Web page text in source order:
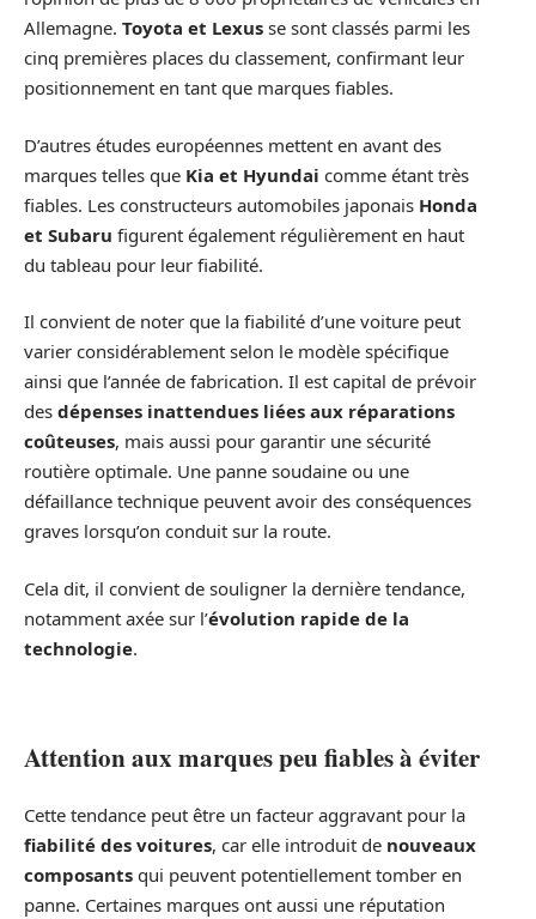
Allemagne. Toyota et Lexus se sont classés parmi les
cinq premières places du classement, confirmant leur
positionnement en tant que marques fiables.
D’autres études européennes mettent en avant des
marques telles que Kia et Hyundai comme étant très
fiables. Les constructeurs automobiles japonais Honda
et Subaru figurent également régulièrement en haut
du tableau pour leur fiabilité.
Il convient de noter que la fiabilité d’une voiture peut
varier considérablement selon le modèle spécifique
ainsi que l’année de fabrication. Il est capital de prévoir
des dépenses inattendues liées aux réparations
coûteuses, mais aussi pour garantir une sécurité
routière optimale. Une panne soudaine ou une
défaillance technique peuvent avoir des conséquences
graves lorsqu’on conduit sur la route.
Cela dit, il convient de souligner la dernière tendance,
notamment axée sur l’évolution rapide de la
technologie.
Attention aux marques peu fiables à éviter
Cette tendance peut être un facteur aggravant pour la
fiabilité des voitures, car elle introduit de nouveaux
composants qui peuvent potentiellement tomber en
panne. Certaines marques ont aussi une réputation